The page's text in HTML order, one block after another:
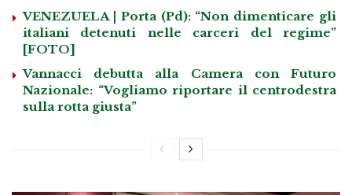
VENEZUELA | Porta (Pd): “Non dimenticare gli
italiani detenuti nelle carceri del regime”
[FOTO]
Vannacci debutta alla Camera con Futuro
Nazionale: “Vogliamo riportare il centrodestra
sulla rotta giusta”